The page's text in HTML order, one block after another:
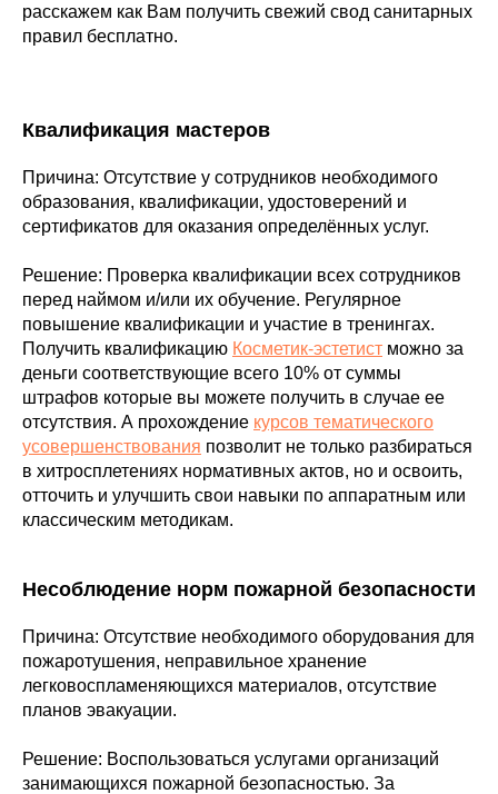
расскажем как Вам получить свежий свод санитарных
правил бесплатно.
Квалификация мастеров
Причина: Отсутствие у сотрудников необходимого
образования, квалификации, удостоверений и
сертификатов для оказания определённых услуг.
Решение: Проверка квалификации всех сотрудников
перед наймом и/или их обучение. Регулярное
повышение квалификации и участие в тренингах.
Получить квалификацию Косметик-эстетист можно за
деньги соответствующие всего 10% от суммы
штрафов которые вы можете получить в случае ее
отсутствия. А прохождение курсов тематического
усовершенствования позволит не только разбираться
в хитросплетениях нормативных актов, но и освоить,
отточить и улучшить свои навыки по аппаратным или
классическим методикам.
Несоблюдение норм пожарной безопасности
Причина: Отсутствие необходимого оборудования для
пожаротушения, неправильное хранение
легковоспламеняющихся материалов, отсутствие
планов эвакуации.
Решение: Воспользоваться услугами организаций
занимающихся пожарной безопасностью. За